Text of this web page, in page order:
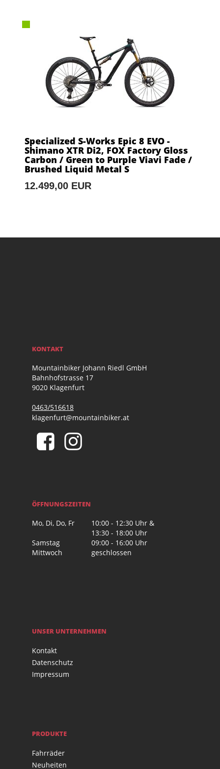
Specialized S-Works Epic 8 EVO -
Shimano XTR Di2, FOX Factory Gloss
Carbon / Green to Purple Viavi Fade /
Brushed Liquid Metal S
12.499,00 EUR
KONTAKT
Mountainbiker Johann Riedl GmbH
Bahnhofstrasse 17
9020 Klagenfurt
0463/516618
klagenfurt@mountainbiker.at
ÖFFNUNGSZEITEN
Mo, Di, Do, Fr
10:00 - 12:30 Uhr &
13:30 - 18:00 Uhr
Samstag
09:00 - 16:00 Uhr
Mittwoch
geschlossen
UNSER UNTERNEHMEN
Kontakt
Datenschutz
Impressum
PRODUKTE
Fahrräder
Neuheiten